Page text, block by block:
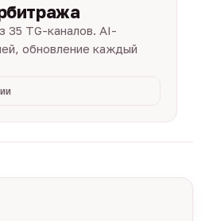
35 TG-каналов. AI-
обновление каждый